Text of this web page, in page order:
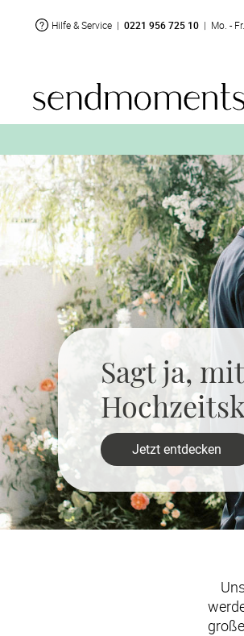
Hilfe & Service | 0221 956 725 10 | Mo. -
Sagt ja,
Jetzt entdecken